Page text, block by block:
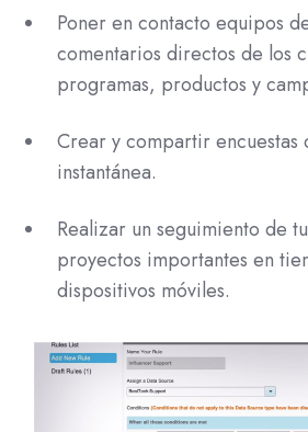
Poner en contacto equipos
comentarios directos de los
programas, productos y
Crear y compartir encuestas
instantánea.
Realizar un seguimiento de
proyectos importantes en
dispositivos móviles.